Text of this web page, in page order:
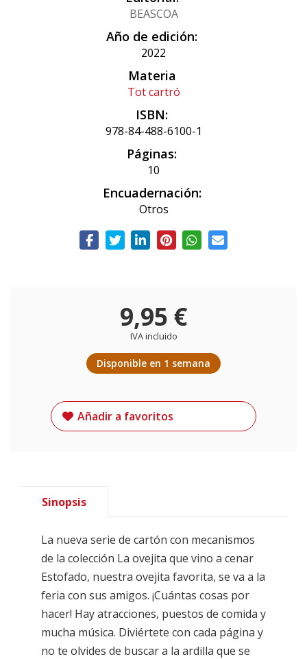
BEASCOA
Año de edición:
2022
Materia
Tot cartró
ISBN:
978-84-488-6100-1
Páginas:
10
Encuadernación:
Otros
9,95 €
IVA incluido
Disponible en 1 semana
Añadir a favoritos
Sinopsis
La nueva serie de cartón con mecanismos
de la colección La ovejita que vino a cenar
Estofado, nuestra ovejita favorita, se va a la
feria con sus amigos. ¡Cuántas cosas por
hacer! Hay atracciones, puestos de comida y
mucha música. Diviértete con cada página y
no te olvides de buscar a la ardilla que se